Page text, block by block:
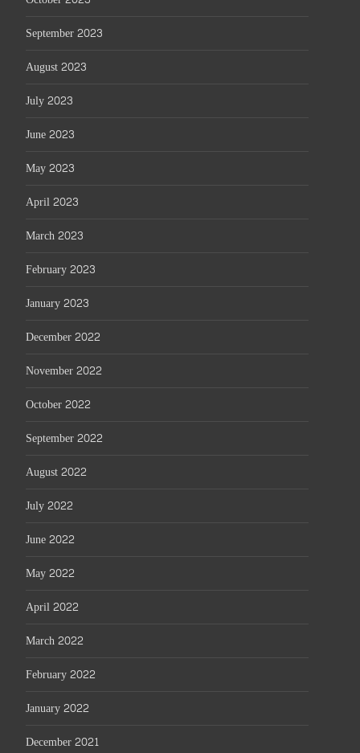
September 2023
August 2023
July 2023
June 2023
May 2023
April 2023
March 2023
February 2023
January 2023
December 2022
November 2022
October 2022
September 2022
August 2022
July 2022
June 2022
May 2022
April 2022
March 2022
February 2022
January 2022
December 2021